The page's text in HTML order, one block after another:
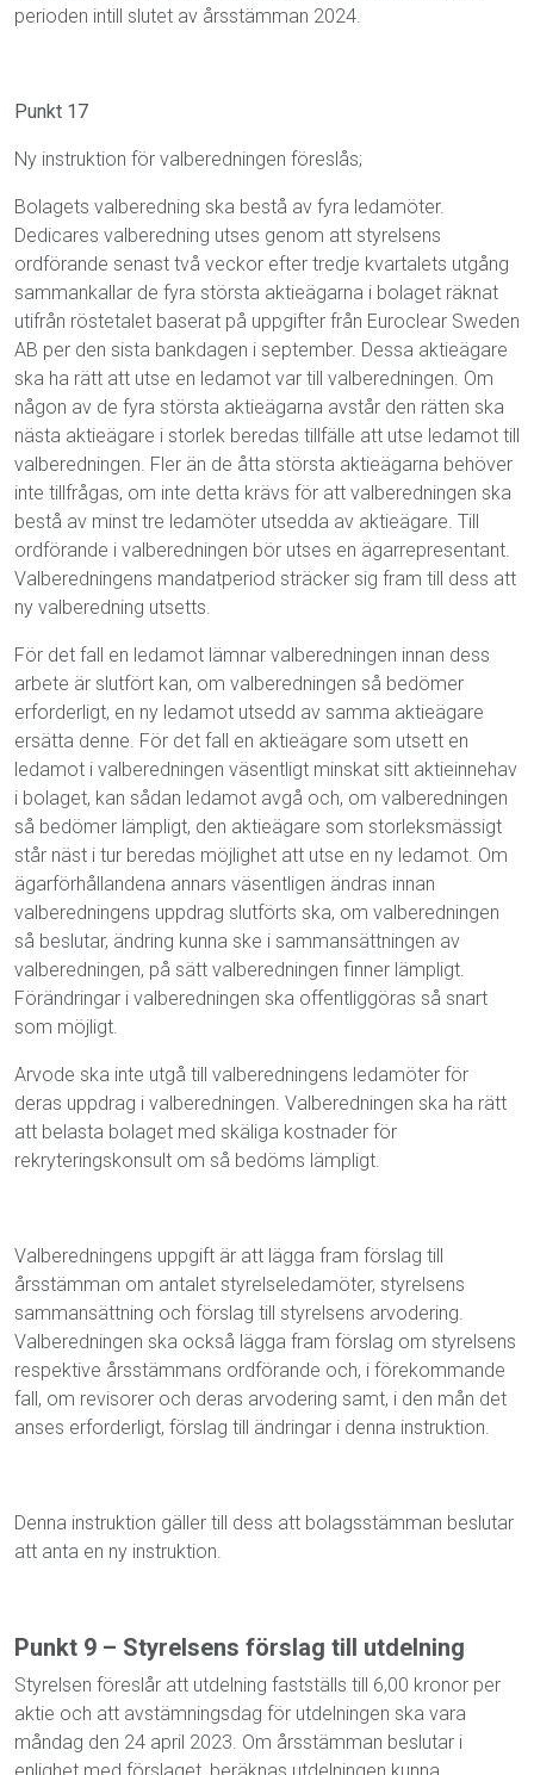
perioden intill slutet av årsstämman 2024.
Punkt 17
Ny instruktion för valberedningen föreslås;
Bolagets valberedning ska bestå av fyra ledamöter.
Dedicares valberedning utses genom att styrelsens
ordförande senast två veckor efter tredje kvartalets utgång
sammankallar de fyra största aktieägarna i bolaget räknat
utifrån röstetalet baserat på uppgifter från Euroclear Sweden
AB per den sista bankdagen i september. Dessa aktieägare
ska ha rätt att utse en ledamot var till valberedningen. Om
någon av de fyra största aktieägarna avstår den rätten ska
nästa aktieägare i storlek beredas tillfälle att utse ledamot till
valberedningen. Fler än de åtta största aktieägarna behöver
inte tillfrågas, om inte detta krävs för att valberedningen ska
bestå av minst tre ledamöter utsedda av aktieägare. Till
ordförande i valberedningen bör utses en ägarrepresentant.
Valberedningens mandatperiod sträcker sig fram till dess att
ny valberedning utsetts.
För det fall en ledamot lämnar valberedningen innan dess
arbete är slutfört kan, om valberedningen så bedömer
erforderligt, en ny ledamot utsedd av samma aktieägare
ersätta denne. För det fall en aktieägare som utsett en
ledamot i valberedningen väsentligt minskat sitt aktieinnehav
i bolaget, kan sådan ledamot avgå och, om valberedningen
så bedömer lämpligt, den aktieägare som storleksmässigt
står näst i tur beredas möjlighet att utse en ny ledamot. Om
ägarförhållandena annars väsentligen ändras innan
valberedningens uppdrag slutförts ska, om valberedningen
så beslutar, ändring kunna ske i sammansättningen av
valberedningen, på sätt valberedningen finner lämpligt.
Förändringar i valberedningen ska offentliggöras så snart
som möjligt.
Arvode ska inte utgå till valberedningens ledamöter för
deras uppdrag i valberedningen. Valberedningen ska ha rätt
att belasta bolaget med skäliga kostnader för
rekryteringskonsult om så bedöms lämpligt.
Valberedningens uppgift är att lägga fram förslag till
årsstämman om antalet styrelseledamöter, styrelsens
sammansättning och förslag till styrelsens arvodering.
Valberedningen ska också lägga fram förslag om styrelsens
respektive årsstämmans ordförande och, i förekommande
fall, om revisorer och deras arvodering samt, i den mån det
anses erforderligt, förslag till ändringar i denna instruktion.
Denna instruktion gäller till dess att bolagsstämman beslutar
att anta en ny instruktion.
Punkt 9 – Styrelsens förslag till utdelning
Styrelsen föreslår att utdelning fastställs till 6,00 kronor per
aktie och att avstämningsdag för utdelningen ska vara
måndag den 24 april 2023. Om årsstämman beslutar i